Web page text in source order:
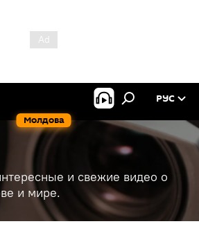
Молдова
РУС
и свежие видео о
и мире.